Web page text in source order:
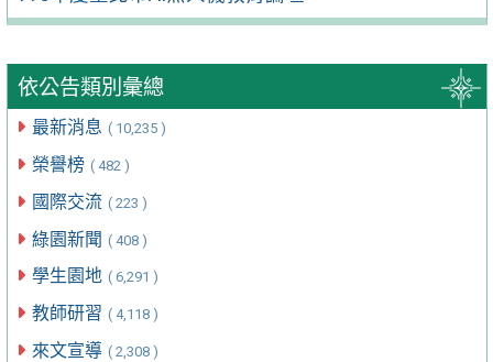
依公告類別彙總
最新消息 ( 10,235 )
榮譽榜 ( 482 )
國際交流 ( 223 )
綠園新聞 ( 408 )
學生園地 ( 6,291 )
教師研習 ( 4,118 )
來文宣導 ( 2,308 )